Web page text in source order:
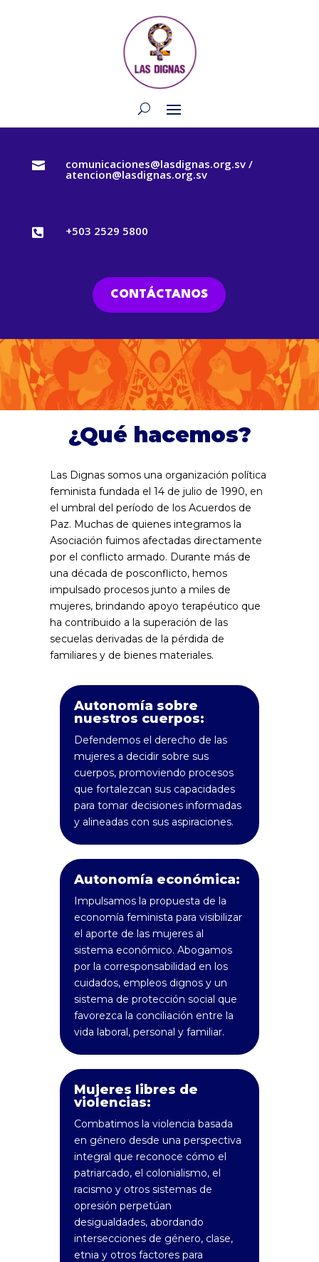
 comunicaciones@lasdignas.org.sv /
atencion@lasdignas.org.sv
 +503 2529 5800
CONTÁCTANOS
¿Qué hacemos?
Las Dignas somos una organización política
feminista fundada el 14 de julio de 1990, en
el umbral del período de los Acuerdos de
Paz. Muchas de quienes integramos la
Asociación fuimos afectadas directamente
por el conflicto armado. Durante más de
una década de posconflicto, hemos
impulsado procesos junto a miles de
mujeres, brindando apoyo terapéutico que
ha contribuido a la superación de las
secuelas derivadas de la pérdida de
familiares y de bienes materiales.
Autonomía sobre
nuestros cuerpos:
Defendemos el derecho de las
mujeres a decidir sobre sus
cuerpos, promoviendo procesos
que fortalezcan sus capacidades
para tomar decisiones informadas
y alineadas con sus aspiraciones.
Autonomía económica:
Impulsamos la propuesta de la
economía feminista para visibilizar
el aporte de las mujeres al
sistema económico. Abogamos
por la corresponsabilidad en los
cuidados, empleos dignos y un
sistema de protección social que
favorezca la conciliación entre la
vida laboral, personal y familiar.
Mujeres libres de
violencias:
Combatimos la violencia basada
en género desde una perspectiva
integral que reconoce cómo el
patriarcado, el colonialismo, el
racismo y otros sistemas de
opresión perpetúan
desigualdades, abordando
intersecciones de género, clase,
etnia y otros factores para